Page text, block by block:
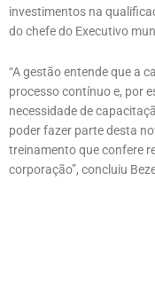
investimentos na
do chefe do Executivo
“A gestão entende que a
processo contínuo e, por
necessidade de
poder fazer parte desta
treinamento que confere
corporação”, concluiu